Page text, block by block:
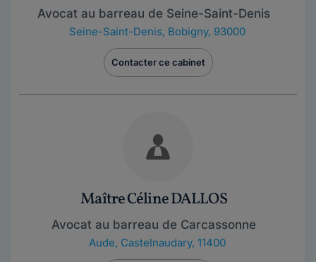
Avocat au barreau de Seine-Saint-Denis
Seine-Saint-Denis, Bobigny, 93000
Contacter ce cabinet
Maître Céline DALLOS
Avocat au barreau de Carcassonne
Aude, Castelnaudary, 11400